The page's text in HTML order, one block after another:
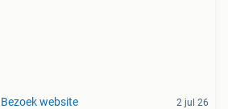
Bezoek website 2 jul 26